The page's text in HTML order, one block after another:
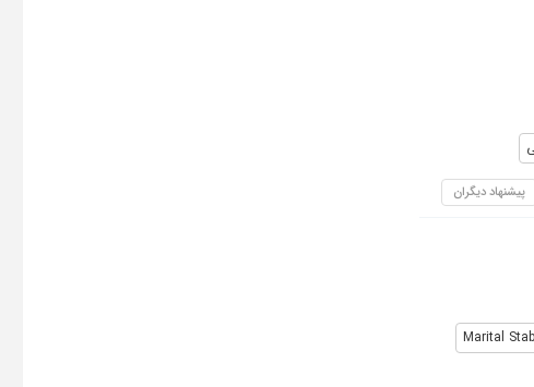
پیشنهاد دیگران
Marital